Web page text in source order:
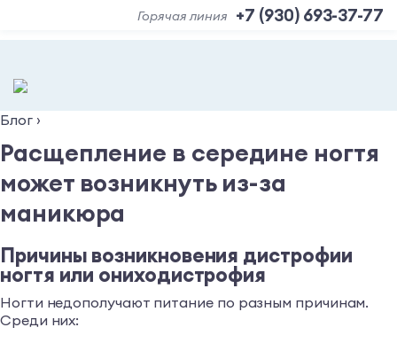
+7 (930) 693-37-77
Горячая линия
Блог ›
Расщепление в середине ногтя
может возникнуть из-за
маникюра
Причины возникновения дистрофии
ногтя или ониходистрофия
Ногти недополучают питание по разным причинам.
Среди них: